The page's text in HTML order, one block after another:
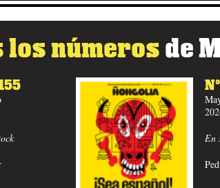
los númerosde
Nº 153
Abril
2026
En stock
Pedir